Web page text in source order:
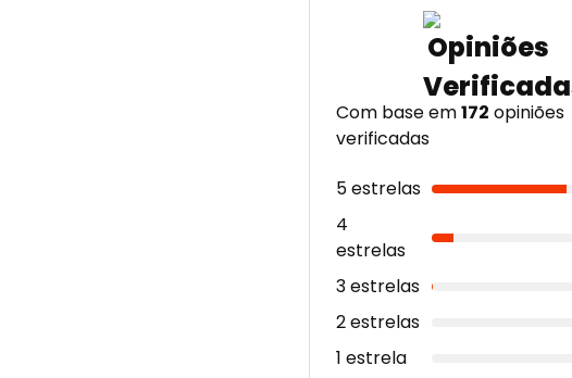
Com base em172 opiniões
verificadas
5 estrelas
4
estrelas
3 estrelas
2 estrelas
1 estrela